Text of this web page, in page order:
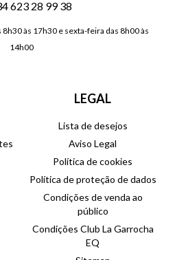
623 28 99 38
às 17h30 e sexta-feira das 8h00 às
14h00
LEGAL
Lista de desejos
Aviso Legal
Política de cookies
Política de proteção de dados
Condições de venda ao
público
Condições Club La Garrocha
EQ